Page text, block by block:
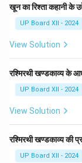
खून का रिश्ता कहानी के
UP Board XII - 2024
View Solution
रश्मिरथी खण्डकाव्य के
UP Board XII - 2024
View Solution
रश्मिरथी खण्डकाव्य की
UP Board XII - 2024